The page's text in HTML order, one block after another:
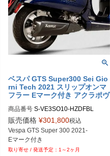
ベスパ GTS Super300 Sei Gio
rni Tech 2021 スリップオンマ
フラー Eマーク付き アクラポヴ
商品番号 S-VE3SO10-HZDFBL
販売価格 ¥301,800税込
Vespa GTS Super 300 2021-
Eマーク付き
1～2ヶ月